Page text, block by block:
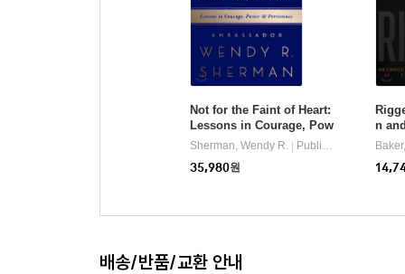
Not for the Faint of Heart:
Lessons in Courage, Pow
er, and Persistence
Sherman, Wendy R.
PublicAffairs
35,980원
n
dern
icher
배송/반품/교환 안내